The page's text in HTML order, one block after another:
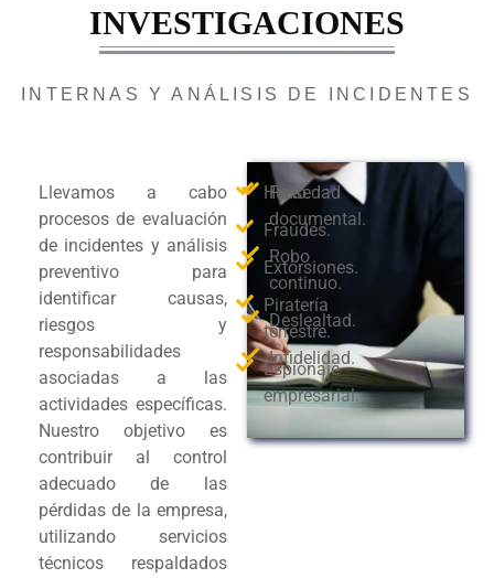
INVESTIGACIONES
INTERNAS Y ANÁLISIS DE INCIDENTES
Llevamos a cabo
procesos de evaluación
de incidentes y análisis
preventivo para
identificar causas,
riesgos y
responsabilidades
asociadas a las
actividades específicas.
Nuestro objetivo es
contribuir al control
adecuado de las
pérdidas de la empresa,
utilizando servicios
técnicos respaldados
Hurto.
Fraudes.
Extorsiones.
Piratería
terrestre.
Espionaje
empresarial.
Falsedad
documental.
Robo
continuo.
Deslealtad.
Infidelidad.